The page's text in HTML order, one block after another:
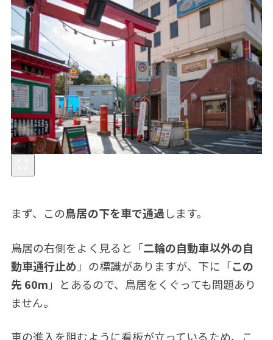
まず、この鳥居の下を車で通過します。
鳥居の右側をよく見ると「二輪の自動車以外の自
動車通行止め 」の標識がありますが、下に「この
先 60m 」とあるので、鳥居をくぐっても問題あり
ません。
車の進入を阻むように看板が立っているため、こ